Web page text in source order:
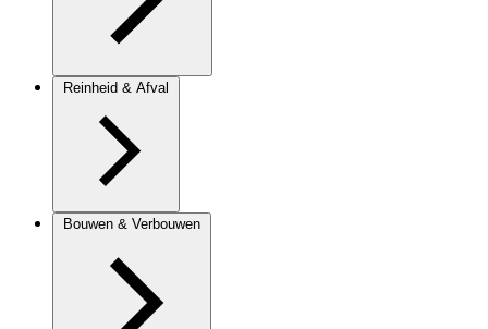
Reinheid & Afval
Bouwen & Verbouwen